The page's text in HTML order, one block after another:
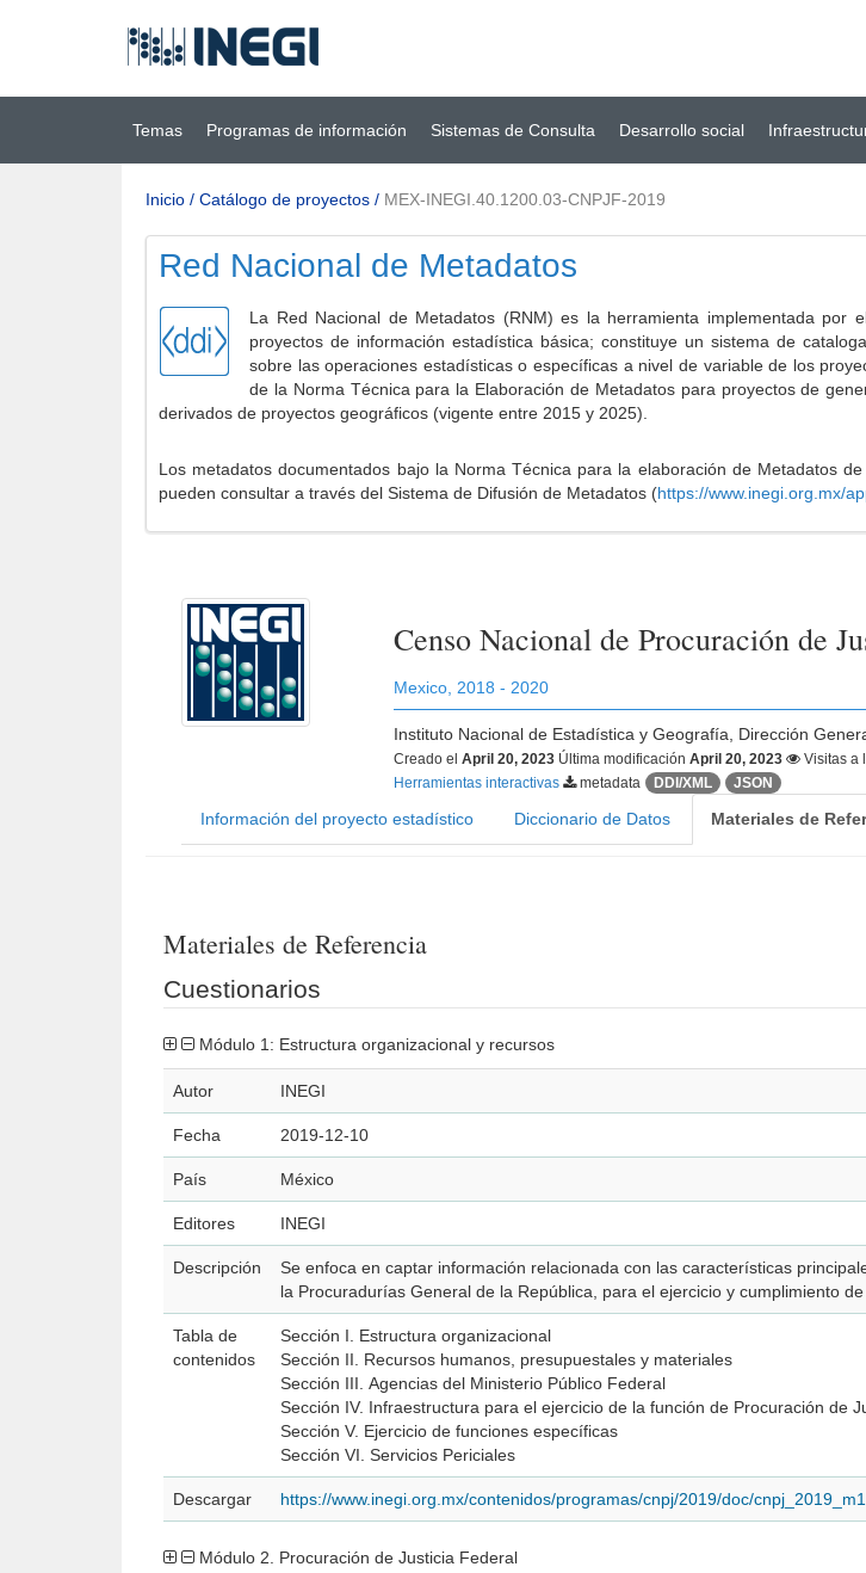
principal
(INEGI)
Temas Programas de información Sistemas de Consulta Desarrollo social
Inicio / Catálogo de proyectos / MEX-INEGI.40.1200.03-CNPJF-2019
Red Nacional de Metadatos
La Red Nacional de Metadatos (RNM) es la herramienta implementada
proyectos de información estadística básica; constituye un sistema de
sobre las operaciones estadísticas o específicas a nivel de variable de los
de la Norma Técnica para la Elaboración de Metadatos para proyectos de
derivados de proyectos geográficos (vigente entre 2015 y 2025).
Los metadatos documentados bajo la Norma Técnica para la elaboración de Metadatos
pueden consultar a través del Sistema de Difusión de Metadatos (https://www.inegi.org.mx/
Censo Nacional de Procuración de
Mexico 2018 - 2020
Instituto Nacional de Estadística y Geografía, Dirección
Creado elApril 20, 2023 Última modificaciónApril 20, 2023 Visitas a
Herramientas interactivas
metadata DDI/XML JSON
Información del proyecto estadístico Diccionario de Datos Materiales de
Materiales de Referencia
Cuestionarios
Módulo 1: Estructura organizacional y recursos
Autor INEGI
Fecha 2019-12-10
País México
Editores INEGI
Descripción
Se enfoca en captar información relacionada con las características
la Procuradurías General de la República, para el ejercicio y cumplimiento
Tabla de
contenidos
Sección I. Estructura organizacional
Sección II. Recursos humanos, presupuestales y materiales
Sección III. Agencias del Ministerio Público Federal
Sección IV. Infraestructura para el ejercicio de la función de Procuración de
Sección V. Ejercicio de funciones específicas
Sección VI. Servicios Periciales
Descargar https://www.inegi.org.mx/contenidos/programas/cnpj/2019/doc/
Módulo 2. Procuración de Justicia Federal